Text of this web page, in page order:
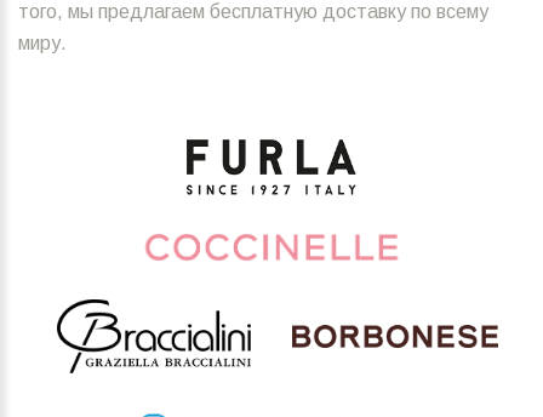
того, мы предлагаем бесплатную доставку по всему
миру.